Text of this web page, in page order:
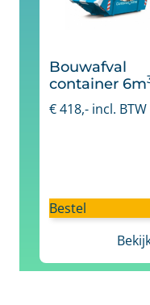
Bouwafval
container 6m
€418,- incl. BTW
Bestel